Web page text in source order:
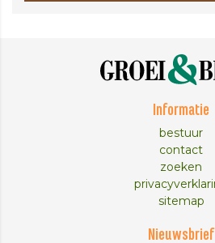
Informatie
bestuur
contact
zoeken
sitemap
Nieuwsbrief